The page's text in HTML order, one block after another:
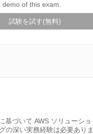
demo of this exam.
試験を試す(無料)
基づいて AWS ソリューショ
の深い実務経験は必要ありま